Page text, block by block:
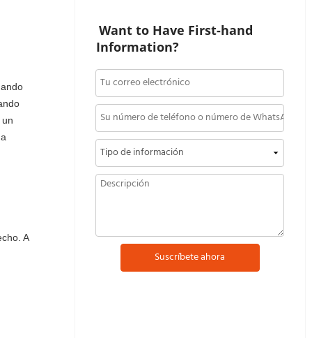
A
Want to Have First-hand
Information?
Suscríbete ahora